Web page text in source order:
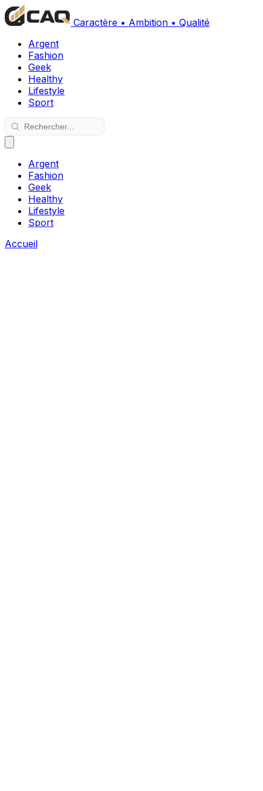
Caractère • Ambition • Qualité
Argent
Fashion
Geek
Healthy
Lifestyle
Sport
Argent
Fashion
Geek
Healthy
Lifestyle
Sport
Accueil